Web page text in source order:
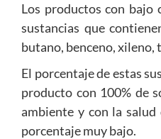
Los productos con bajo
sustancias que
butano, benceno,
El porcentaje de estas
producto con 100% de
ambiente y con la salud
porcentaje muy bajo.